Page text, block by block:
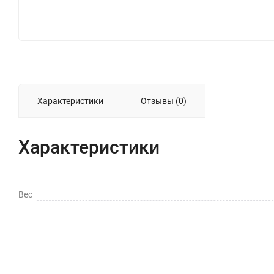
Характеристики Отзывы (0)
Характеристики
Вес